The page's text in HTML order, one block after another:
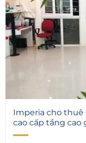
10
Imperia cho thuê
cao cấp tầng cao